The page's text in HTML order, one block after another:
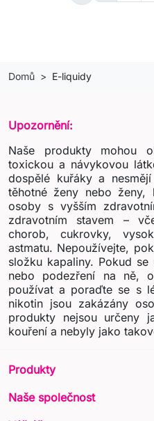
Domů E-liquidy
Upozornění:
Naše produkty mohou
toxickou a návykovou
dospělé kuřáky a
těhotné ženy nebo ženy,
osoby s vyšším
zdravotním stavem –
chorob, cukrovky,
astmatu. Nepoužívejte,
složku kapaliny. Pokud
nebo podezření na ně,
používat a poraďte se s
nikotin jsou zakázány
produkty nejsou určeny
kouření a nebyly jako
Produkty
Naše společnost